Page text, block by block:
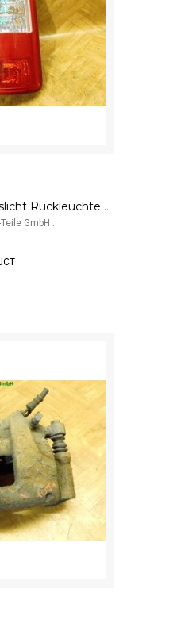
Bremsleuchte Bremslicht Rückleuchte Rücklicht rechts Ford Transit Connect T200
GmbH ..